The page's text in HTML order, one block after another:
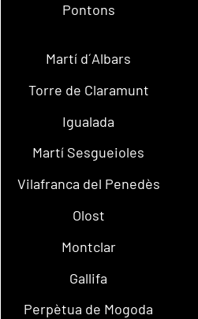
Pontons
Martí d´Albars
Torre de Claramunt
Igualada
Martí Sesgueioles
Vilafranca del Penedès
Olost
Montclar
Gallifa
Perpètua de Mogoda